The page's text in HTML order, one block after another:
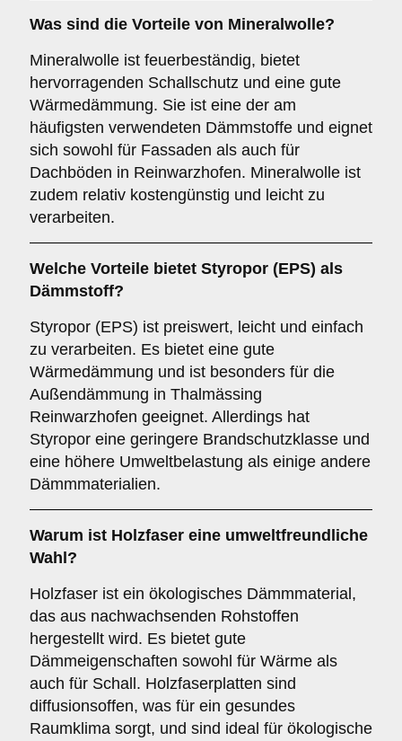
Was sind die Vorteile von Mineralwolle?
Mineralwolle ist feuerbeständig, bietet
hervorragenden Schallschutz und eine gute
Wärmedämmung. Sie ist eine der am
häufigsten verwendeten Dämmstoffe und eignet
sich sowohl für Fassaden als auch für
Dachböden in Reinwarzhofen. Mineralwolle ist
zudem relativ kostengünstig und leicht zu
verarbeiten.
Welche Vorteile bietet Styropor (EPS) als
Dämmstoff?
Styropor (EPS) ist preiswert, leicht und einfach
zu verarbeiten. Es bietet eine gute
Wärmedämmung und ist besonders für die
Außendämmung in Thalmässing
Reinwarzhofen geeignet. Allerdings hat
Styropor eine geringere Brandschutzklasse und
eine höhere Umweltbelastung als einige andere
Dämmmaterialien.
Warum ist Holzfaser eine umweltfreundliche
Wahl?
Holzfaser ist ein ökologisches Dämmmaterial,
das aus nachwachsenden Rohstoffen
hergestellt wird. Es bietet gute
Dämmeigenschaften sowohl für Wärme als
auch für Schall. Holzfaserplatten sind
diffusionsoffen, was für ein gesundes
Raumklima sorgt, und sind ideal für ökologische